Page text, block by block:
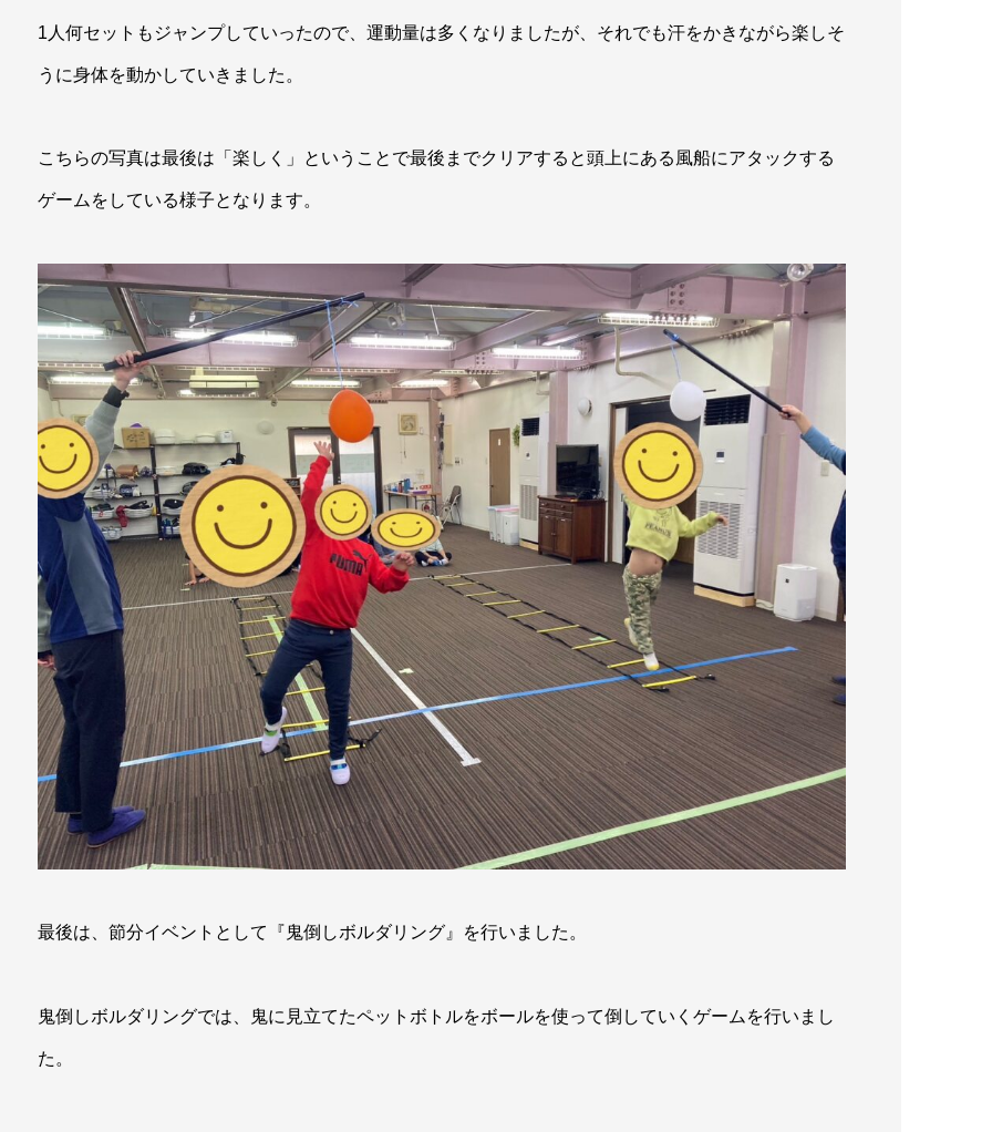
1人何セットもジャンプしていったので、運動量は多くなりましたが、それでも汗をかきながら楽しそ
うに身体を動かしていきました。
こちらの写真は最後は「楽しく」ということで最後までクリアすると頭上にある風船にアタックする
ゲームをしている様子となります。
最後は、節分イベントとして『鬼倒しボルダリング』を行いました。
鬼倒しボルダリングでは、鬼に見立てたペットボトルをボールを使って倒していくゲームを行いまし
た。